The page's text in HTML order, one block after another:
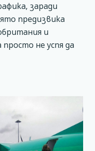
заради
предизвика
и
не успя да